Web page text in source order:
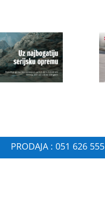
PRODAJA : 051 626 555